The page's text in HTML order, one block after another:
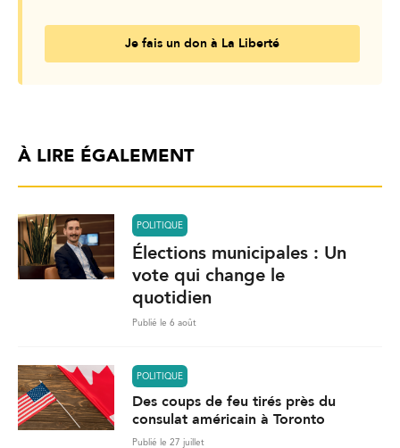
Je fais un don à La Liberté
À LIRE ÉGALEMENT
POLITIQUE
Élections municipales : Un
vote qui change le
quotidien
Publié le 6 août
POLITIQUE
Des coups de feu tirés près du
consulat américain à Toronto
Publié le 27 juillet